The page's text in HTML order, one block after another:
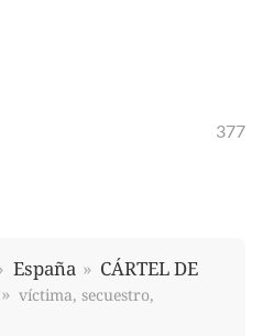
377
España
CÁRTEL DE
víctima, secuestro,